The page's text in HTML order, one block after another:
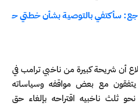
سأكتفي بالتوصية بشأن خطتي ح
أن شريحة كبيرة من ناخبي ترامب في
2024 لا يتفقون مع بعض مواقفه وسياساته
ثلث ناخبيه اقتراحه بإلغاء حق